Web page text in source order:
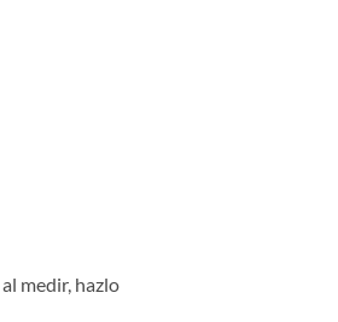
medir, hazlo